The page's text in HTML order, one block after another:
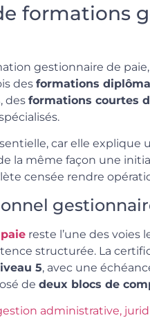
formations
gestionnaire de
des formations
, des formations courtes
car elle explique
la même façon une
censée rendre
reste l’une des voies
structurée. La
5, avec une
de deux blocs de
gestion administrative,